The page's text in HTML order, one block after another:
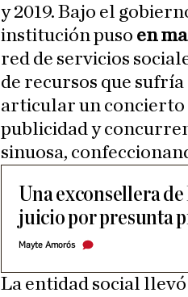
y 2019. Bajo el
institución puso en
red de servicios
de recursos que
articular un concierto
publicidad y
sinuosa,
Una exconsellera
juicio por presunta
Mayte Amorós
La entidad social